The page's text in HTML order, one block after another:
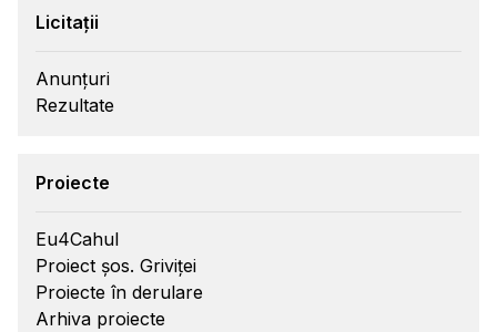
Licitații
Anunțuri
Rezultate
Proiecte
Eu4Cahul
Proiect șos. Griviței
Proiecte în derulare
Arhiva proiecte